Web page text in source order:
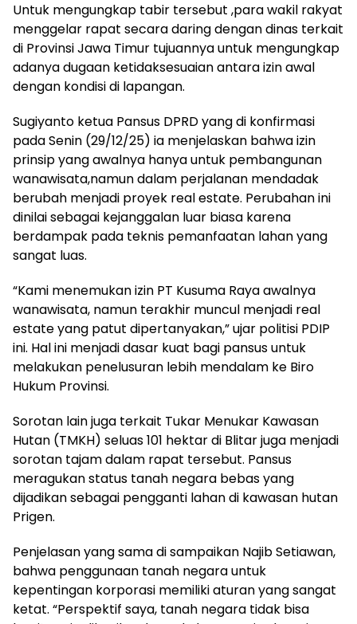
Untuk mengungkap tabir tersebut ,para wakil rakyat
menggelar rapat secara daring dengan dinas terkait
di Provinsi Jawa Timur tujuannya untuk mengungkap
adanya dugaan ketidaksesuaian antara izin awal
dengan kondisi di lapangan.
Sugiyanto ketua Pansus DPRD yang di konfirmasi
pada Senin (29/12/25) ia menjelaskan bahwa izin
prinsip yang awalnya hanya untuk pembangunan
wanawisata,namun dalam perjalanan mendadak
berubah menjadi proyek real estate. Perubahan ini
dinilai sebagai kejanggalan luar biasa karena
berdampak pada teknis pemanfaatan lahan yang
sangat luas.
“Kami menemukan izin PT Kusuma Raya awalnya
wanawisata, namun terakhir muncul menjadi real
estate yang patut dipertanyakan,” ujar politisi PDIP
ini. Hal ini menjadi dasar kuat bagi pansus untuk
melakukan penelusuran lebih mendalam ke Biro
Hukum Provinsi.
Sorotan lain juga terkait Tukar Menukar Kawasan
Hutan (TMKH) seluas 101 hektar di Blitar juga menjadi
sorotan tajam dalam rapat tersebut. Pansus
meragukan status tanah negara bebas yang
dijadikan sebagai pengganti lahan di kawasan hutan
Prigen.
Penjelasan yang sama di sampaikan Najib Setiawan,
bahwa penggunaan tanah negara untuk
kepentingan korporasi memiliki aturan yang sangat
ketat. “Perspektif saya, tanah negara tidak bisa